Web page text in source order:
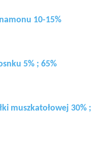
10-15%
5% ; 65%
muszkatołowej 30% ;